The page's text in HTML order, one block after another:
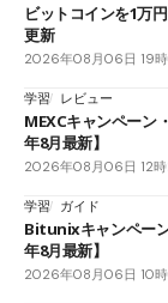
ビットコインを1万
更新
2026年08月06日 19
学習 レビュー
MEXCキャンペーン
年8月最新】
2026年08月06日 12
学習 ガイド
Bitunixキャンペー
年8月最新】
2026年08月06日 10